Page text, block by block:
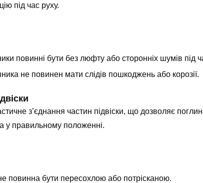
під час руху.
повинні бути без люфту або сторонніх шумів під
не повинен мати слідів пошкоджень або корозії.
з’єднання частин підвіски, що дозволяє
у правильному положенні.
повинна бути пересохлою або потрісканою.